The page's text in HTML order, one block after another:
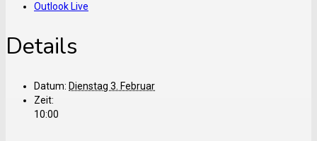
Outlook Live
Details
Datum: Dienstag 3. Februar
Zeit:
10:00